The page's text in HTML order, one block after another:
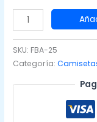
Camiseta
de
Basketball
Blanco
SKU: FBA-25
Categoría: